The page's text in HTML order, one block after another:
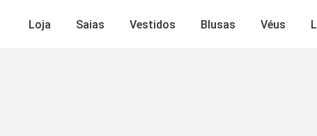
Loja Saias Vestidos Blusas Véus